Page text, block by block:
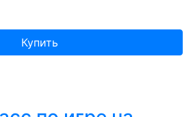
Купить